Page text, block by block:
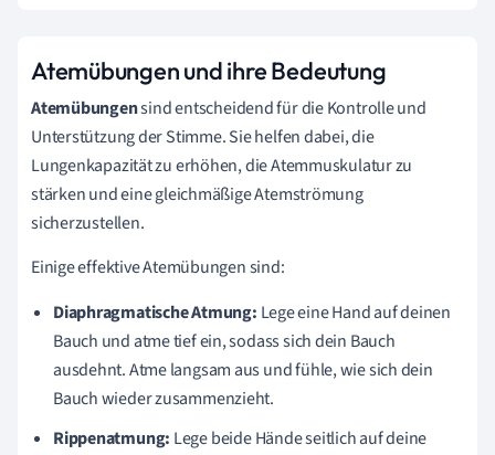
Atemübungen und ihre Bedeutung
Atemübungensind entscheidend für die Kontrolle und
Unterstützung der Stimme. Sie helfen dabei, die
Lungenkapazität zu erhöhen, die Atemmuskulatur zu
stärken und eine gleichmäßige Atemströmung
sicherzustellen.
Einige effektive Atemübungen sind:
Diaphragmatische Atmung: Lege eine Hand auf deinen
Bauch und atme tief ein, sodass sich dein Bauch
ausdehnt. Atme langsam aus und fühle, wie sich dein
Bauch wieder zusammenzieht.
Rippenatmung: Lege beide Hände seitlich auf deine